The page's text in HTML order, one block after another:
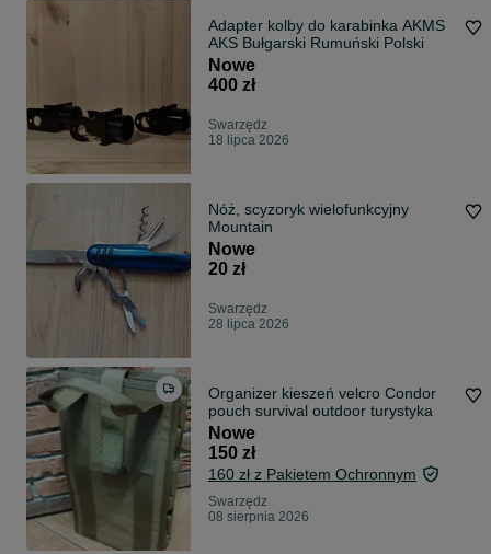
Adapter kolby do karabinka AKMS
AKS Bułgarski Rumuński Polski
Nowe
400 zł
Swarzędz
18 lipca 2026
Nóż, scyzoryk wielofunkcyjny
Mountain
Nowe
20 zł
Swarzędz
28 lipca 2026
Organizer kieszeń velcro Condor
pouch survival outdoor turystyka
Nowe
150 zł
160 zł z Pakietem Ochronnym
Swarzędz
08 sierpnia 2026